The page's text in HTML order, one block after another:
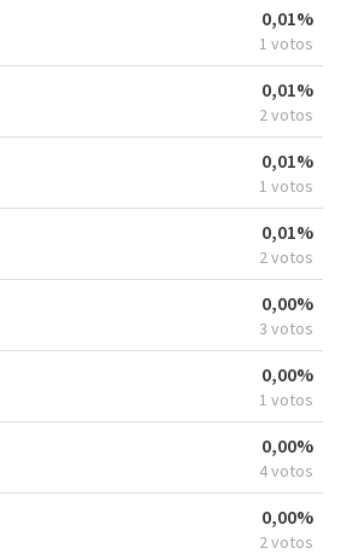
0,01%
1 votos
0,01%
2 votos
0,01%
1 votos
0,01%
2 votos
0,00%
3 votos
0,00%
1 votos
0,00%
4 votos
0,00%
2 votos